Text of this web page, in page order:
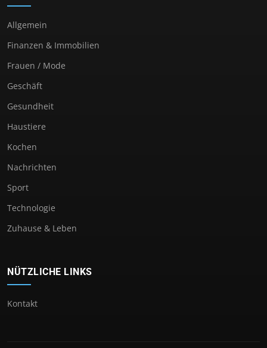
Allgemein
Finanzen & Immobilien
Frauen / Mode
Geschäft
Gesundheit
Haustiere
Kochen
Nachrichten
Sport
Technologie
Zuhause & Leben
NÜTZLICHE LINKS
Kontakt